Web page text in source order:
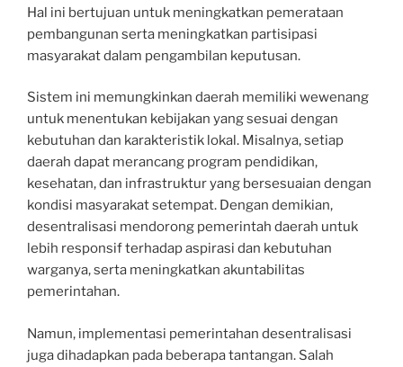
Hal ini bertujuan untuk meningkatkan pemerataan
pembangunan serta meningkatkan partisipasi
masyarakat dalam pengambilan keputusan.
Sistem ini memungkinkan daerah memiliki wewenang
untuk menentukan kebijakan yang sesuai dengan
kebutuhan dan karakteristik lokal. Misalnya, setiap
daerah dapat merancang program pendidikan,
kesehatan, dan infrastruktur yang bersesuaian dengan
kondisi masyarakat setempat. Dengan demikian,
desentralisasi mendorong pemerintah daerah untuk
lebih responsif terhadap aspirasi dan kebutuhan
warganya, serta meningkatkan akuntabilitas
pemerintahan.
Namun, implementasi pemerintahan desentralisasi
juga dihadapkan pada beberapa tantangan. Salah